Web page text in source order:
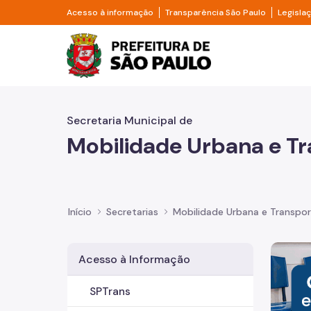
Pular para o Conteúdo principal
Acesso à informação Divisor de acesso à informação
Transparência São Paulo Divisor
Prefeitura de São
Secretaria Municipal de
Mobilidade Urbana e
Início Secretarias Mobilidade Urbana e
Acesso à Informação
SPTrans